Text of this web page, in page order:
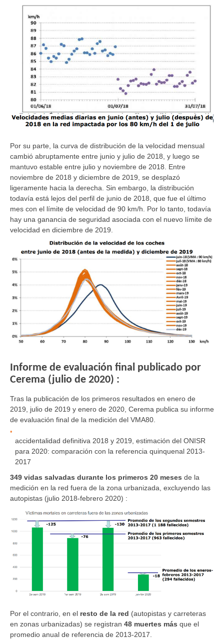
Por su parte, la curva de distribución de la velocidad mensual
cambió abruptamente entre junio y julio de 2018, y luego se
mantuvo estable entre julio y noviembre de 2018. Entre
noviembre de 2018 y diciembre de 2019, se desplazó
ligeramente hacia la derecha. Sin embargo, la distribución
todavía está lejos del perfil de junio de 2018, que fue el último
mes con el límite de velocidad de 90 km/h. Por lo tanto, todavía
hay una ganancia de seguridad asociada con el nuevo límite de
velocidad en diciembre de 2019.
Informe de evaluación final publicado por
Cerema (julio de 2020) :
Tras la publicación de los primeros resultados en enero de
2019, julio de 2019 y enero de 2020, Cerema publica su informe
de evaluación final de la medición del VMA80.
accidentalidad definitiva 2018 y 2019, estimación del ONISR
para 2020: comparación con la referencia quinquenal 2013-
2017
349 vidas salvadas durante los primeros 20 meses de la
medición en la red fuera de la zona urbanizada, excluyendo las
autopistas (julio 2018-febrero 2020) :
Por el contrario, en el resto de la red (autopistas y carreteras
en zonas urbanizadas) se registran 48 muertes más que el
promedio anual de referencia de 2013-2017.